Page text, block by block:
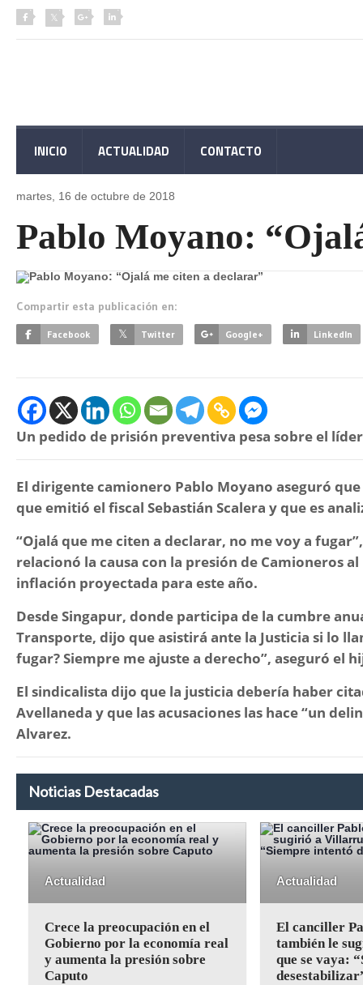
INICIO ACTUALIDAD CONTACTO
martes, 16 de octubre de 2018
Pablo Moyano:
Compartir esta publicación en:
Facebook Twitter Google+ LinkedIn
Un pedido de prisión preventiva pesa sobre el
El dirigente camionero Pablo Moyano aseguró
que emitió el fiscal Sebastián Scalera y que es
“Ojalá que me citen a declarar, no me voy a fugar”,
relacionó la causa con la presión de Camioneros
inflación proyectada para este año.
Desde Singapur, donde participa de la cumbre
Transporte, dijo que asistirá ante la Justicia si lo
fugar? Siempre me ajuste a derecho”, aseguró el
El sindicalista dijo que la justicia debería haber
Avellaneda y que las acusaciones las hace“un
Alvarez.
Noticias Destacadas
Actualidad
Crece la preocupación en el
Gobierno por la economía real
y aumenta la presión sobre
Caputo
Actualidad
El canciller
también le
que se vaya: